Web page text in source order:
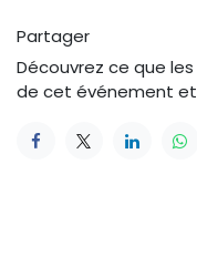
Partager
Découvrez ce que
de cet événement